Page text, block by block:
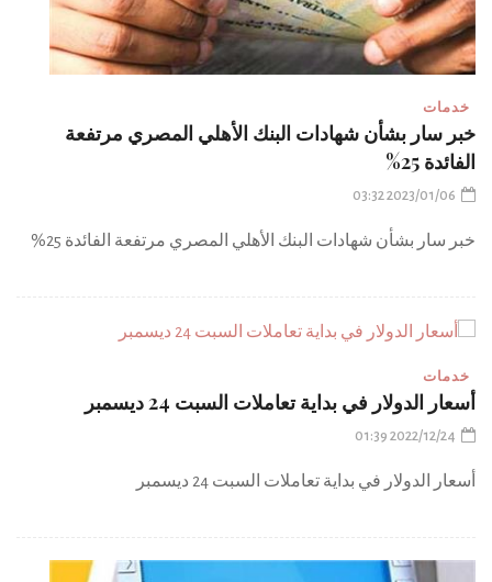
خدمات
خبر سار بشأن شهادات البنك الأهلي المصري مرتفعة
الفائدة 25%
2023/01/06 03:32
خبر سار بشأن شهادات البنك الأهلي المصري مرتفعة الفائدة 25%
خدمات
أسعار الدولار في بداية تعاملات السبت 24 ديسمبر
2022/12/24 01:39
أسعار الدولار في بداية تعاملات السبت 24 ديسمبر